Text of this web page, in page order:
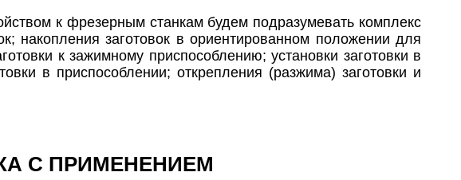
к фрезерным станкам будем подразумевать комплекс
накопления заготовок в ориентированном положении для
к зажимному приспособлению; установки заготовки в
в приспособлении; открепления (разжима) заготовки и
С ПРИМЕНЕНИЕМ